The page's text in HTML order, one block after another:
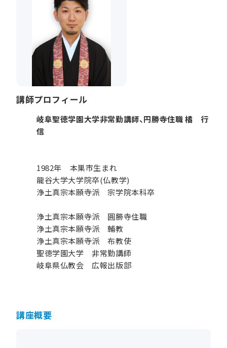
講師プロフィール
岐阜聖徳学園大学非常勤講師、円勝寺住職 橘 行
信
1982年 本巣市生まれ
龍谷大学大学院卒(仏教学)
浄土真宗本願寺派 宗学院本科卒
浄土真宗本願寺派 圓勝寺住職
浄土真宗本願寺派 輔教
浄土真宗本願寺派 布教使
聖徳学園大学 非常勤講師
岐阜県仏教会 広報出版部
講座概要